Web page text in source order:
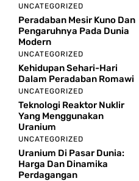
UNCATEGORIZED
Peradaban Mesir Kuno Dan
Pengaruhnya Pada Dunia
Modern
UNCATEGORIZED
Kehidupan Sehari-Hari
Dalam Peradaban Romawi
UNCATEGORIZED
Teknologi Reaktor Nuklir
Yang Menggunakan
Uranium
UNCATEGORIZED
Uranium Di Pasar Dunia:
Harga Dan Dinamika
Perdagangan